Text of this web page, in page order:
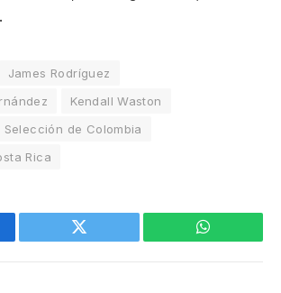
James Rodríguez
Kendall Waston
Selección de Colombia
Rica
Twitter WhatsApp